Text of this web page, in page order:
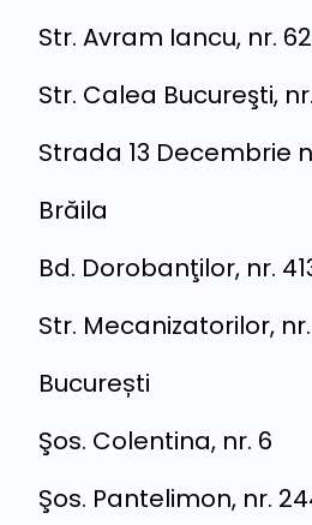
Str. Avram Iancu, nr. 62
Str. Calea Bucureşti, nr.
Strada 13 Decembrie
Brăila
Bd. Dorobanţilor, nr.
Str. Mecanizatorilor,
București
Şos. Colentina, nr. 6
Şos. Pantelimon, nr.